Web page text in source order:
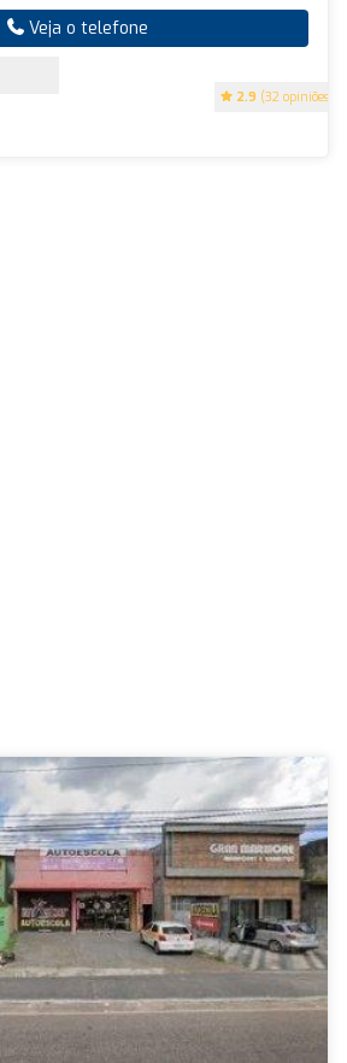
2.9 (32 opiniões)
Veja o telefone